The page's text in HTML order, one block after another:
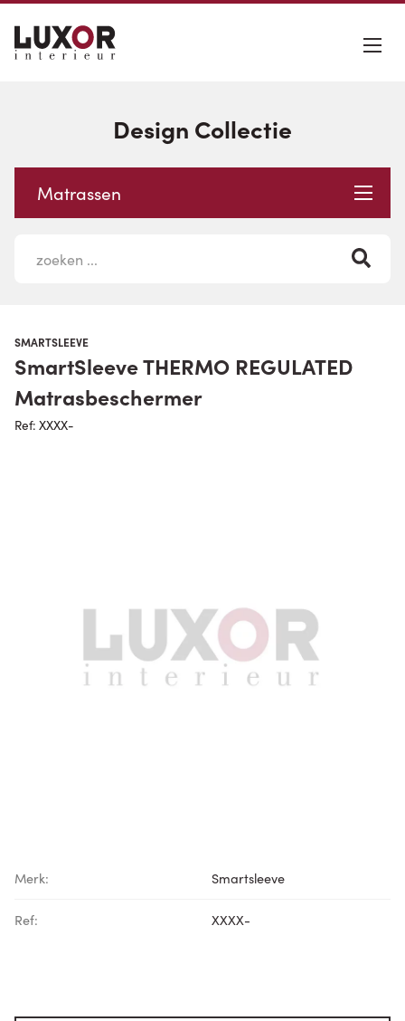
Design Collectie
Matrassen
SMARTSLEEVE
SmartSleeve THERMO REGULATED
Matrasbeschermer
Ref: XXXX-
Merk: Smartsleeve
Ref: XXXX-